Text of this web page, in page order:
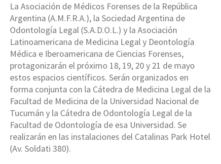
La Asociación de Médicos Forenses de la República
Argentina (A.M.F.R.A.), la Sociedad Argentina de
Odontología Legal (S.A.D.O.L.) y la Asociación
Latinoamericana de Medicina Legal y Deontología
Médica e Iberoamericana de Ciencias Forenses,
protagonizarán el próximo 18, 19, 20 y 21 de mayo
estos espacios científicos. Serán organizados en
forma conjunta con la Cátedra de Medicina Legal de la
Facultad de Medicina de la Universidad Nacional de
Tucumán y la Cátedra de Odontología Legal de la
Facultad de Odontología de esa Universidad. Se
realizarán en las instalaciones del Catalinas Park Hotel
(Av. Soldati 380).